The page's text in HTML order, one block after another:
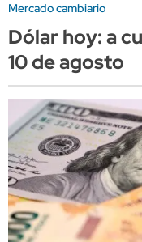
Mercado cambiario
Dólar hoy: a
10 de agosto